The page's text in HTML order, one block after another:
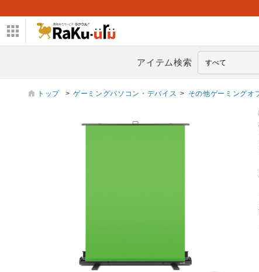
アイテム検索
トップ > ゲーミングパソコン・デバイス > その他ゲーミングオ